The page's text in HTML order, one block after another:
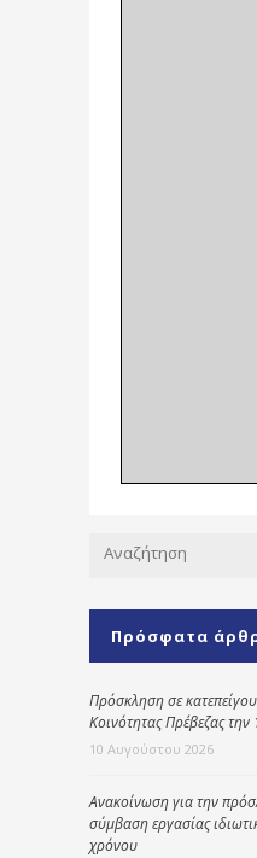
Πρόσφατα
Πρόσκληση σε
Κοινότητας Πρέβεζας
10 Αυγούστου 2026
Ανακοίνωση για την
σύμβαση εργασίας
χρόνου